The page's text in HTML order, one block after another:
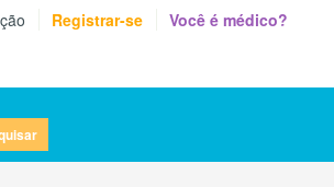
Registrar-se Você é médico?